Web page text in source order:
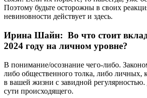
Поэтому будьте осторожны в своих
невиновности действует и здесь.
Ирина Шайн: Во что стоит
2024 году на личном уровне?
В понимание/осознание чего-либо.
либо общественного толка, либо личных,
в вашей жизни с завидной
сути происходящего.